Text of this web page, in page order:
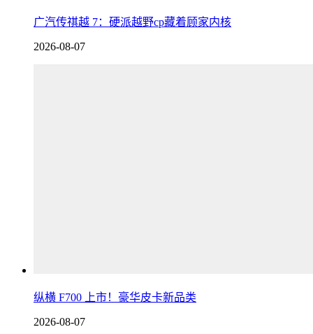
广汽传祺越 7：硬派越野cp藏着顾家内核
2026-08-07
纵横 F700 上市！豪华皮卡新品类
2026-08-07